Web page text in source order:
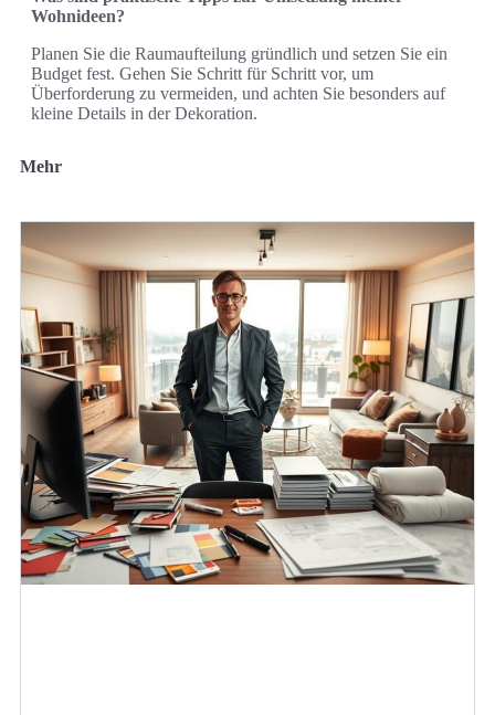
Wohnideen?
Planen Sie die Raumaufteilung gründlich und setzen Sie ein
Budget fest. Gehen Sie Schritt für Schritt vor, um
Überforderung zu vermeiden, und achten Sie besonders auf
kleine Details in der Dekoration.
Mehr